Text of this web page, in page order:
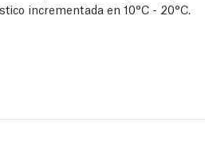
incrementada en 10°C - 20°C.